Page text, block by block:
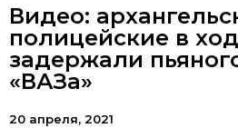
Видео:
полицейские в
задержали
«ВАЗа»
20 апреля, 2021